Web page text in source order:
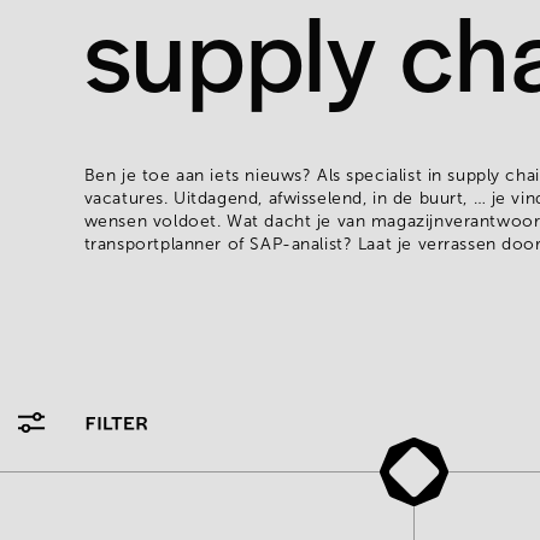
supply
Ben je toe aan iets nieuws? Als specialist in supply
vacatures. Uitdagend, afwisselend, in de buurt, … je
wensen voldoet. Wat dacht je van
transportplanner of SAP-analist? Laat je verrassen